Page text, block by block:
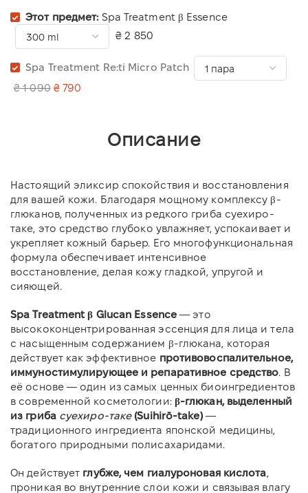
Этот предмет:Spa Treatment β Essence
₴ 2 850
Spa Treatment Re:ti Micro Patch
₴ 1 090 ₴ 790
Описание
Настоящий эликсир спокойствия и восстановления
для вашей кожи. Благодаря мощному комплексу β-
глюканов, полученных из редкого гриба суехиро-
таке, это средство глубоко увлажняет, успокаивает и
укрепляет кожный барьер. Его многофункциональная
формула обеспечивает интенсивное
восстановление, делая кожу гладкой, упругой и
сияющей.
Spa Treatment β Glucan Essence — это
высококонцентрированная эссенция для лица и тела
с насыщенным содержанием β-глюкана, которая
действует как эффективное противовоспалительное,
иммуностимулирующее и репаративное средство. В
её основе — один из самых ценных биоингредиентов
в современной косметологии: β-глюкан, выделенный
из гриба суехиро-таке(Suihirō-take)—
традиционного ингредиента японской медицины,
богатого природными полисахаридами.
Он действует глубже, чем гиалуроновая кислота,
проникая во внутренние слои кожи и связывая влагу